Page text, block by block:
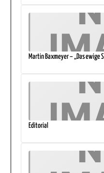
Martin Baxmeyer – „Das ewige
Editorial